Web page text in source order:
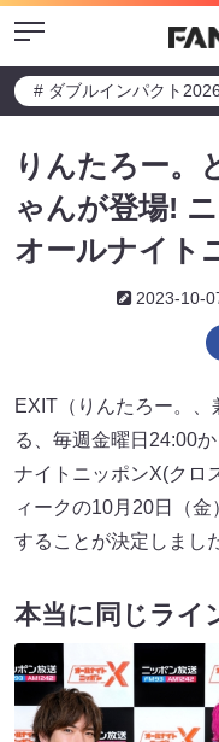
Menu
# ダブルインパクト2026
りんたろー。
ゃんが登場!
オールナイト
2023-10-
EXIT（りんたろー。
る、毎週金曜日24:00
ナイトニッポンX(クロ
ィークの10月20日（
することが決定しまし
本当に同じライ